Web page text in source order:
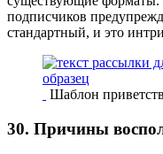
подписчиков
стандартный, и это
Шаблон
30. Причины